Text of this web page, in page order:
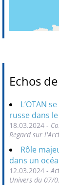
Echos
L’OTAN
russe dans
18.03.2024 -
Regard sur
Rôle
dans un
12.03.2024 -
Univers du 07/